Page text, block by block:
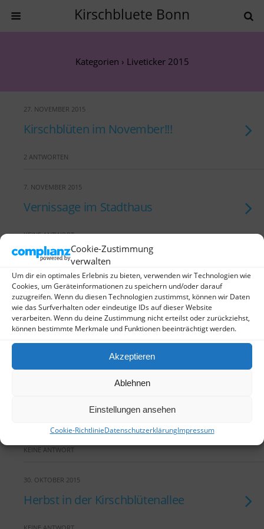
Cookie-Zustimmung
verwalten
Um dir ein optimales Erlebnis zu bieten, verwenden wir Technologien wie
Cookies, um Geräteinformationen zu speichern und/oder darauf
zuzugreifen. Wenn du diesen Technologien zustimmst, können wir Daten
wie das Surfverhalten oder eindeutige IDs auf dieser Website
verarbeiten. Wenn du deine Zustimmung nicht erteilst oder zurückziehst,
können bestimmte Merkmale und Funktionen beeinträchtigt werden.
Akzeptieren
Ablehnen
Einstellungen ansehen
Cookie-RichtlinieDatenschutzerklärungImpressum
Kirschbluete Bonn
Kategorien › Liveticker 2015
27. NOVEMBER 2015
Kirschblüten im November!!!
2 ANTWORTEN
7. NOVEMBER 2015
Vernissage im Stadthaus
KEINE ANTWORT
6. NOVEMBER 2015
Heute, Vernissage der
Kirschblüten-Ausstellung im
Stadthaus
KEINE ANTWORT
Ausstellung im Stadthaus-Foyer
KEINE ANTWORT
30. OKTOBER 2015
Herbst in der Kirschblütenallee